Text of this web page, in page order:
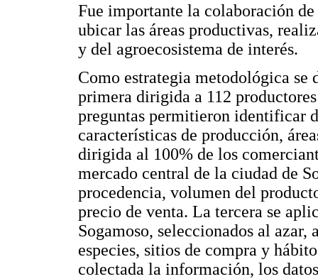
Fue importante la colaboración
ubicar las áreas productivas,
y del agroecosistema de interés.
Como estrategia metodológica se
primera dirigida a 112
preguntas permitieron identificar
características de producción,
dirigida al 100% de los
mercado central de la ciudad de
procedencia, volumen del
precio de venta. La tercera se
Sogamoso, seleccionados al
especies, sitios de compra y
colectada la información, los